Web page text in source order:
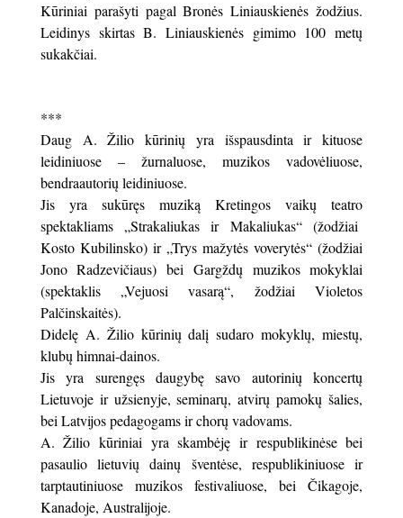
Kūriniai parašyti pagal Bronės Liniauskienės žodžius.
Leidinys skirtas B. Liniauskienės gimimo 100 metų
sukakčiai.
***
Daug A. Žilio kūrinių yra išspausdinta ir kituose
leidiniuose – žurnaluose, muzikos vadovėliuose,
bendraautorių leidiniuose.
Jis yra sukūręs muziką Kretingos vaikų teatro
spektakliams „Strakaliukas ir Makaliukas“ (žodžiai
Kosto Kubilinsko) ir „Trys mažytės voverytės“ (žodžiai
Jono Radzevičiaus) bei Gargždų muzikos mokyklai
(spektaklis „Vejuosi vasarą“, žodžiai Violetos
Palčinskaitės).
Didelę A. Žilio kūrinių dalį sudaro mokyklų, miestų,
klubų himnai-dainos.
Jis yra surengęs daugybę savo autorinių koncertų
Lietuvoje ir užsienyje, seminarų, atvirų pamokų šalies,
bei Latvijos pedagogams ir chorų vadovams.
A. Žilio kūriniai yra skambėję ir respublikinėse bei
pasaulio lietuvių dainų šventėse, respublikiniuose ir
tarptautiniuose muzikos festivaliuose, bei Čikagoje,
Kanadoje, Australijoje.